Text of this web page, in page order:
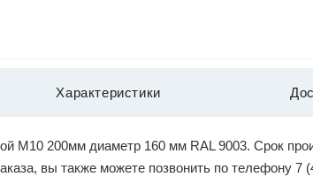
Характеристики
М10 200мм диаметр 160 мм RAL 9003. Срок
вы также можете позвонить по телефону